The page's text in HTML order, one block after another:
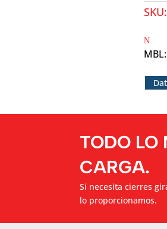
SKU:
MBL:
TODO LO
CARGA.
Si necesita cierres
lo proporcionamos.